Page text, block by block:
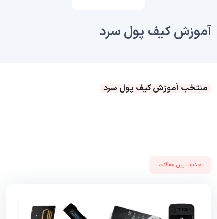
آموزش کیف پول سرد
منتخب آموزش کیف پول سرد
جدید ترین مقالات